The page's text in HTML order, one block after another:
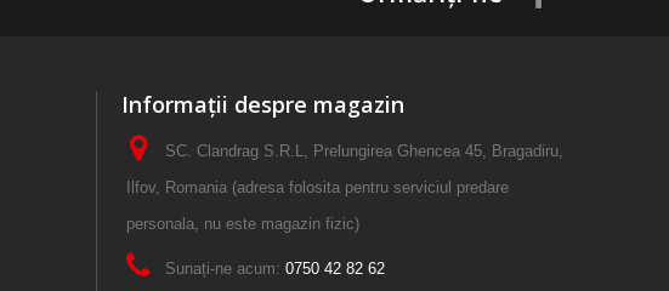
Informații despre magazin
SC. Clandrag S.R.L, Prelungirea Ghencea 45, Bragadiru,
Ilfov, Romania (adresa folosita pentru serviciul predare
personala, nu este magazin fizic)
Sunați-ne acum: 0750 42 82 62